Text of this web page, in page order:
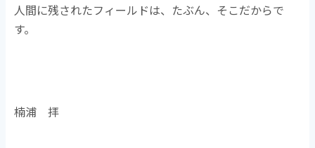
人間に残されたフィールドは、たぶん、そこだからで
す。
楠浦 拝